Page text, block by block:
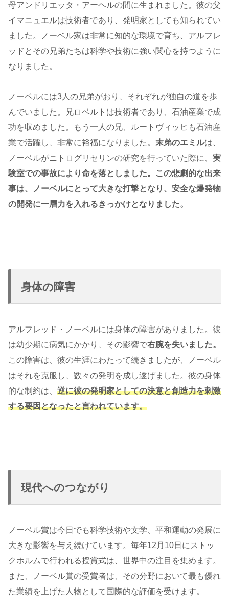
母アンドリエッタ・アーヘルの間に生まれました。彼の父
イマニュエルは技術者であり、発明家としても知られてい
ました。ノーベル家は非常に知的な環境で育ち、アルフレ
ッドとその兄弟たちは科学や技術に強い関心を持つように
なりました。
ノーベルには3人の兄弟がおり、それぞれが独自の道を歩
んでいました。兄ロベルトは技術者であり、石油産業で成
功を収めました。もう一人の兄、ルートヴィッヒも石油産
業で活躍し、非常に裕福になりました。 末弟のエミルは、
ノーベルがニトログリセリンの研究を行っていた際に、 実
験室での事故により命を落としました。この悲劇的な出来
事は、ノーベルにとって大きな打撃となり、安全な爆発物
の開発に一層力を入れるきっかけとなりました。
身体の障害
アルフレッド・ノーベルには身体の障害がありました。彼
は幼少期に病気にかかり、その影響で右腕を失いました。
この障害は、彼の生涯にわたって続きましたが、ノーベル
はそれを克服し、数々の発明を成し遂げました。彼の身体
的な制約は、 逆に彼の発明家としての決意と創造力を刺激
する要因となったと言われています。
現代へのつながり
ノーベル賞は今日でも科学技術や文学、平和運動の発展に
大きな影響を与え続けています。毎年12月10日にストッ
クホルムで行われる授賞式は、世界中の注目を集めます。
また、ノーベル賞の受賞者は、その分野において最も優れ
た業績を上げた人物として国際的な評価を受けます。